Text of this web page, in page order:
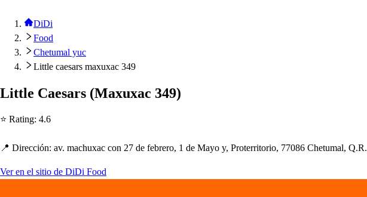
DiDi
Food
Chetumal yuc
Little caesars maxuxac 349
Little Caesars (Maxuxac 349)
⭐ Rating: 4.6
📍 Dirección: av. machuxac con 27 de febrero, 1 de Mayo y, Proterritorio, 77086 Chetumal, Q.R.
Ver en el sitio de DiDi Food